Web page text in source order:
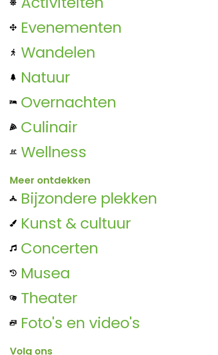
Evenementen
Wandelen
Natuur
Overnachten
Culinair
Wellness
Meer ontdekken
Bijzondere plekken
Kunst & cultuur
Concerten
Musea
Theater
Foto's en video's
Volg ons